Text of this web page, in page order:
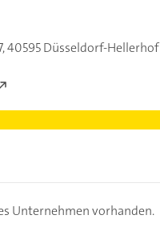
40595 Düsseldorf-Hellerhof
Unternehmen vorhanden.